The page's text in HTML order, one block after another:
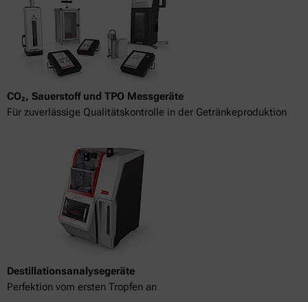
CO₂, Sauerstoff und TPO Messgeräte
Für zuverlässige Qualitätskontrolle in der Getränkeproduktion
Destillationsanalysegeräte
Perfektion vom ersten Tropfen an